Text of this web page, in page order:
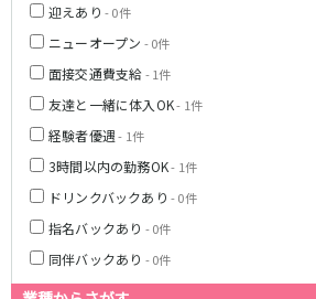
迎えあり - 0件
ニューオープン - 0件
面接交通費支給- 1件
友達と一緒に体入OK- 1件
経験者優遇- 1件
3時間以内の勤務OK- 1件
ドリンクバックあり - 0件
指名バックあり - 0件
同伴バックあり - 0件
JR山陽本線(神戸線)(神戸～姫路)
姫路駅
山陽電鉄本線
山陽明石駅
阪急宝塚本線